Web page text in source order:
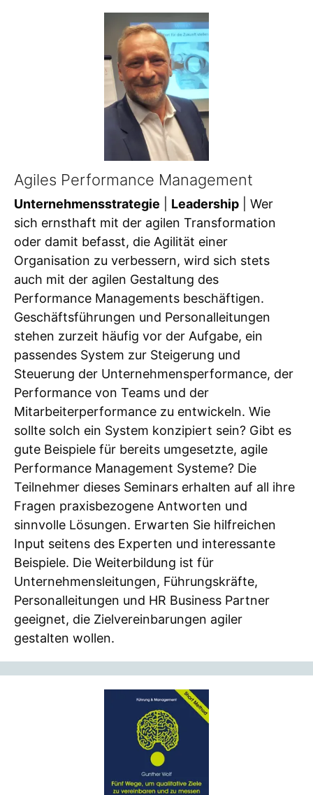
Agiles Performance Management
Unternehmensstrategie Leadership | Wer
sich ernsthaft mit der agilen Transformation
oder damit befasst, die Agilität einer
Organisation zu verbessern, wird sich stets
auch mit der agilen Gestaltung des
Performance Managements beschäftigen.
Geschäftsführungen und Personalleitungen
stehen zurzeit häufig vor der Aufgabe, ein
passendes System zur Steigerung und
Steuerung der Unternehmensperformance, der
Performance von Teams und der
Mitarbeiterperformance zu entwickeln. Wie
sollte solch ein System konzipiert sein? Gibt es
gute Beispiele für bereits umgesetzte, agile
Performance Management Systeme? Die
Teilnehmer dieses Seminars erhalten auf all ihre
Fragen praxisbezogene Antworten und
sinnvolle Lösungen. Erwarten Sie hilfreichen
Input seitens des Experten und interessante
Beispiele. Die Weiterbildung ist für
Unternehmensleitungen, Führungskräfte,
Personalleitungen und HR Business Partner
geeignet, die Zielvereinbarungen agiler
gestalten wollen.